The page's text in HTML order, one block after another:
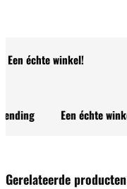
Een échte winkel!
Een échte winkel!
Gerelateerde producten